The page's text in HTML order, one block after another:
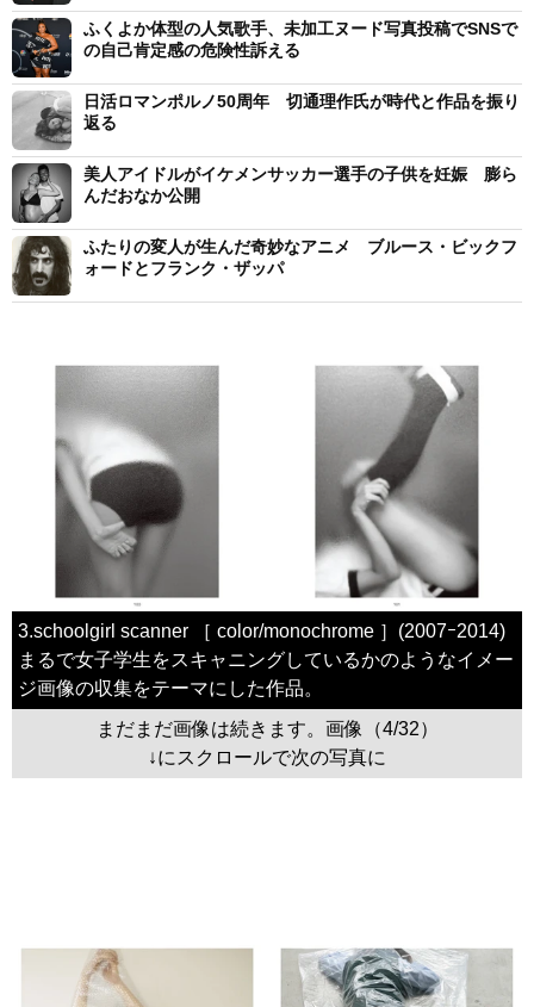
ふくよか体型の人気歌手、未加工ヌード写真投稿でSNSで
の自己肯定感の危険性訴える
日活ロマンポルノ50周年 切通理作氏が時代と作品を振り
返る
美人アイドルがイケメンサッカー選手の子供を妊娠 膨ら
んだおなか公開
ふたりの変人が生んだ奇妙なアニメ ブルース・ビックフ
ォードとフランク・ザッパ
3.schoolgirl scanner ［ color/monochrome ］(2007ｰ2014)
まるで女子学生をスキャニングしているかのようなイメー
ジ画像の収集をテーマにした作品。
まだまだ画像は続きます。画像（4/32）
↓にスクロールで次の写真に